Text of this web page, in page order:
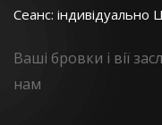
Сеанс: індивідуально
Ваші бровки і вії
нам